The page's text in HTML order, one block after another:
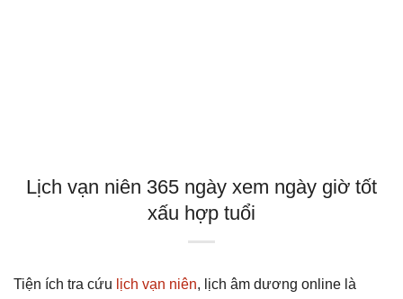
Lịch vạn niên 365 ngày xem ngày giờ tốt
xấu hợp tuổi
Tiện ích tra cứu lịch vạn niên, lịch âm dương online là